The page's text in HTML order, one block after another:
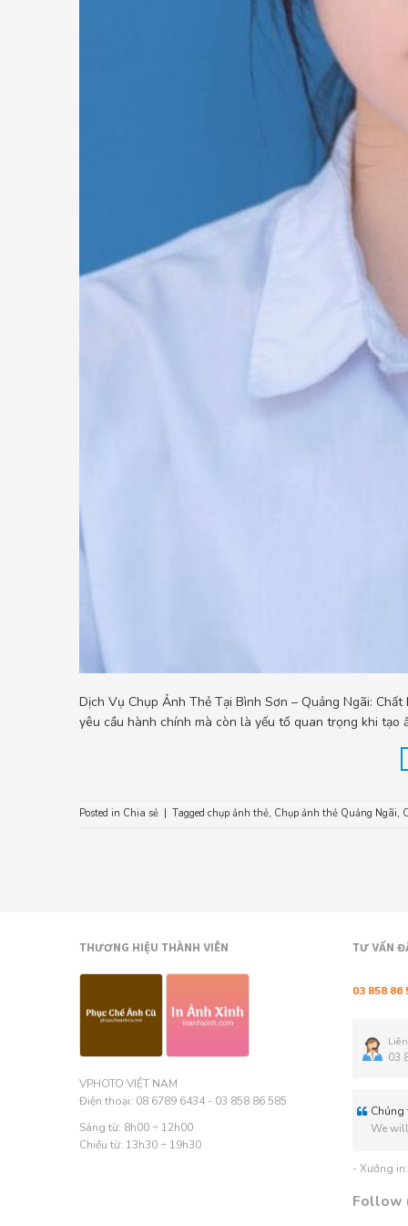
Dịch Vụ Chụp Ảnh Thẻ Tại Bình Sơn – Quảng Ngãi:
yêu cầu hành chính mà còn là yếu tố quan trọng khi
Posted in Chia sẻ Tagged chụp ảnh thẻ, Chụp ảnh thẻ Quảng Ngãi,
THƯƠNG HIỆU THÀNH VIÊN
VPHOTO VIỆT NAM
Điện thoại: 08 6789 6434 - 03 858 86 585
Sáng từ: 8h00 ÷ 12h00
Chiều từ: 13h30 ÷ 19h30
TƯ VẤN
03 858 86
03
Chúng
We
- Xưởng
Follow